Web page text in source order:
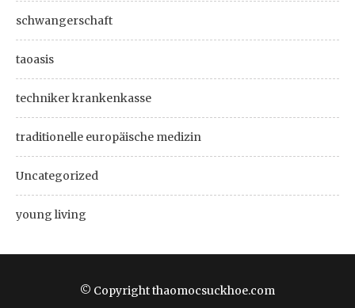
schwangerschaft
taoasis
techniker krankenkasse
traditionelle europäische medizin
Uncategorized
young living
© Copyright thaomocsuckhoe.com